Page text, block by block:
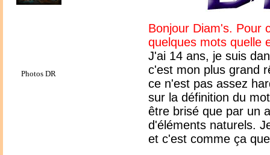
Photos DR
Bonjour Diam's. Pour
quelques mots quelle
J'ai 14 ans, je suis
c'est mon plus grand
ce n'est pas assez
sur la définition du
être brisé que par un
d'éléments naturels.
et c'est comme ça